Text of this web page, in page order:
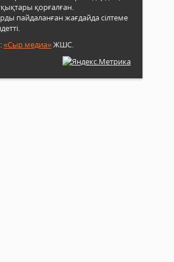
қорғалған.
пайдаланған жағдайда сілтеме
«Сыр медиа»ЖШС.